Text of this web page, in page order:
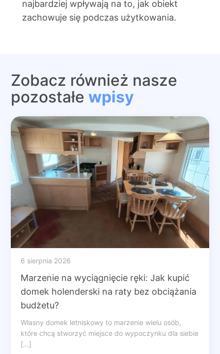
najbardziej wpływają na to, jak obiekt
zachowuje się podczas użytkowania.
Zobacz również nasze
pozostałewpisy
6 sierpnia 2026
Marzenie na wyciągnięcie ręki: Jak kupić
domek holenderski na raty bez obciążania
budżetu?
Własny domek letniskowy to marzenie wielu osób,
które chcą stworzyć miejsce do wypoczynku dla siebie
[...]